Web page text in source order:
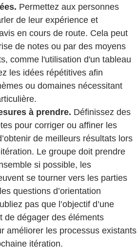
Permettez aux personnes
de leur expérience et
en cours de route. Cela peut
de notes ou par des moyens
comme l'utilisation d'un tableau
les idées répétitives afin
ou domaines nécessitant
à prendre. Définissez des
pour corriger ou affiner les
de meilleurs résultats lors
Le groupe doit prendre
si possible, les
se tourner vers les parties
questions d’orientation
pas que l’objectif d’une
de dégager des éléments
améliorer les processus existants
itération.